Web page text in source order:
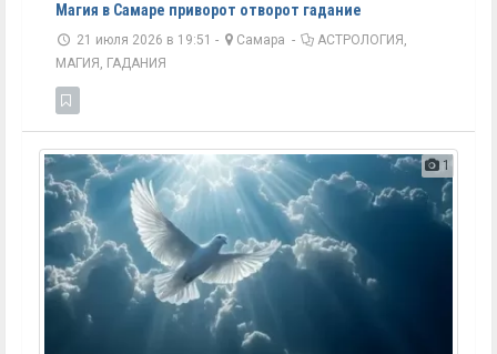
Магия в Самаре приворот отворот гадание
21 июля 2026 в 19:51 - Самара -
АСТРОЛОГИЯ,
МАГИЯ, ГАДАНИЯ
1